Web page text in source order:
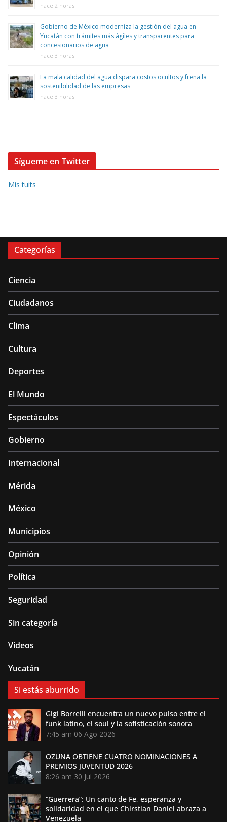
hace 2 horas
Gobierno de México moderniza la gestión del agua en
Yucatán con trámites más ágiles y transparentes para
concesionarios de agua
hace 3 horas
La mala calidad del agua dispara costos ocultos y frena la
sostenibilidad de las empresas
hace 3 horas
Sígueme en Twitter
Mis tuits
Categorías
Ciencia
Ciudadanos
Clima
Cultura
Deportes
El Mundo
Espectáculos
Gobierno
Internacional
Mérida
México
Municipios
Opinión
Política
Seguridad
Sin categoría
Videos
Yucatán
Si estás aburrido
Gigi Borrelli encuentra un nuevo pulso entre el
funk latino, el soul y la sofisticación sonora
7:45 am 06 Ago 2026
OZUNA OBTIENE CUATRO NOMINACIONES A
PREMIOS JUVENTUD 2026
8:26 am 30 Jul 2026
“Guerrera”: Un canto de Fe, esperanza y
solidaridad en el que Chirstian Daniel abraza a
Venezuela